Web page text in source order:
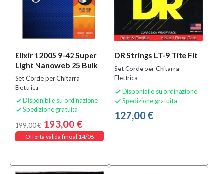
Marchio
Cleartone
D'Addario
(72)
D'Angelico
(6)
TUTTI
Chitarra
Elixir 12005 9-42 Super
Light Nanoweb 25 Bulk
Set Corde per Chitarra
Elettrica
 Disponibile su ordinazione
 Spedizione gratuita
199,00 € 193,00 €
Offerta valida fino al 14/08
DR Strings LT-9 Tite Fit
Set Corde per Chitarra
Elettrica
 Disponibile su ordinazione
 Spedizione gratuita
127,00 €